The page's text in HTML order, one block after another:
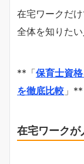
在宅ワークだ
全体を知りたい
**「保育士資
を徹底比較 」
在宅ワークが